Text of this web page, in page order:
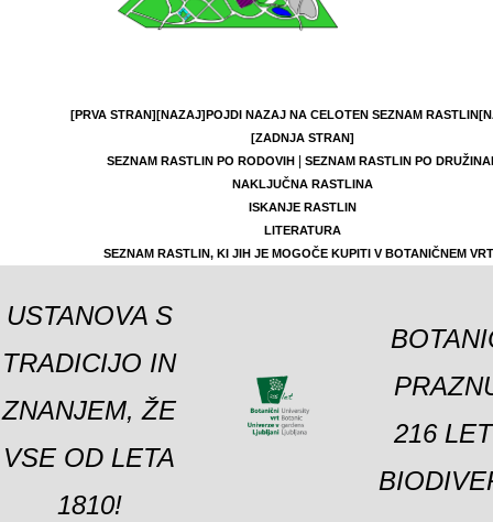
[PRVA STRAN][NAZAJ]POJDI NAZAJ NA CELOTEN SEZNAM RASTLIN
[ZADNJA STRAN]
SEZNAM RASTLIN PO RODOVIH|
SEZNAM RASTLIN PO
NAKLJUČNA RASTLINA
ISKANJE RASTLIN
LITERATURA
SEZNAM RASTLIN, KI JIH JE MOGOČE KUPITI V BOTANIČNEM
USTANOVA S
TRADICIJO IN
ZNANJEM, ŽE
VSE OD LETA
1810!
216